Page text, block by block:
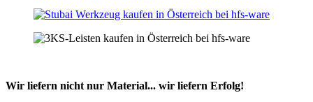
Wir liefern nicht nur Material... wir liefern Erfolg!